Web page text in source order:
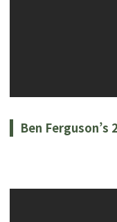
Ben Ferguson’s